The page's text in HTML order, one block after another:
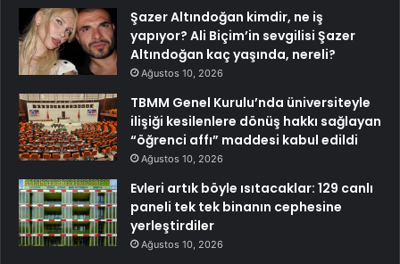
Şazer Altındoğan kimdir, ne iş
yapıyor? Ali Biçim’in sevgilisi Şazer
Altındoğan kaç yaşında, nereli?
Ağustos 10, 2026
TBMM Genel Kurulu’nda üniversiteyle
ilişiği kesilenlere dönüş hakkı sağlayan
“öğrenci affı” maddesi kabul edildi
Ağustos 10, 2026
Evleri artık böyle ısıtacaklar: 129 canlı
paneli tek tek binanın cephesine
yerleştirdiler
Ağustos 10, 2026